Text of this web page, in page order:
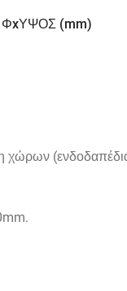
ΦxΥΨΟΣ (mm)